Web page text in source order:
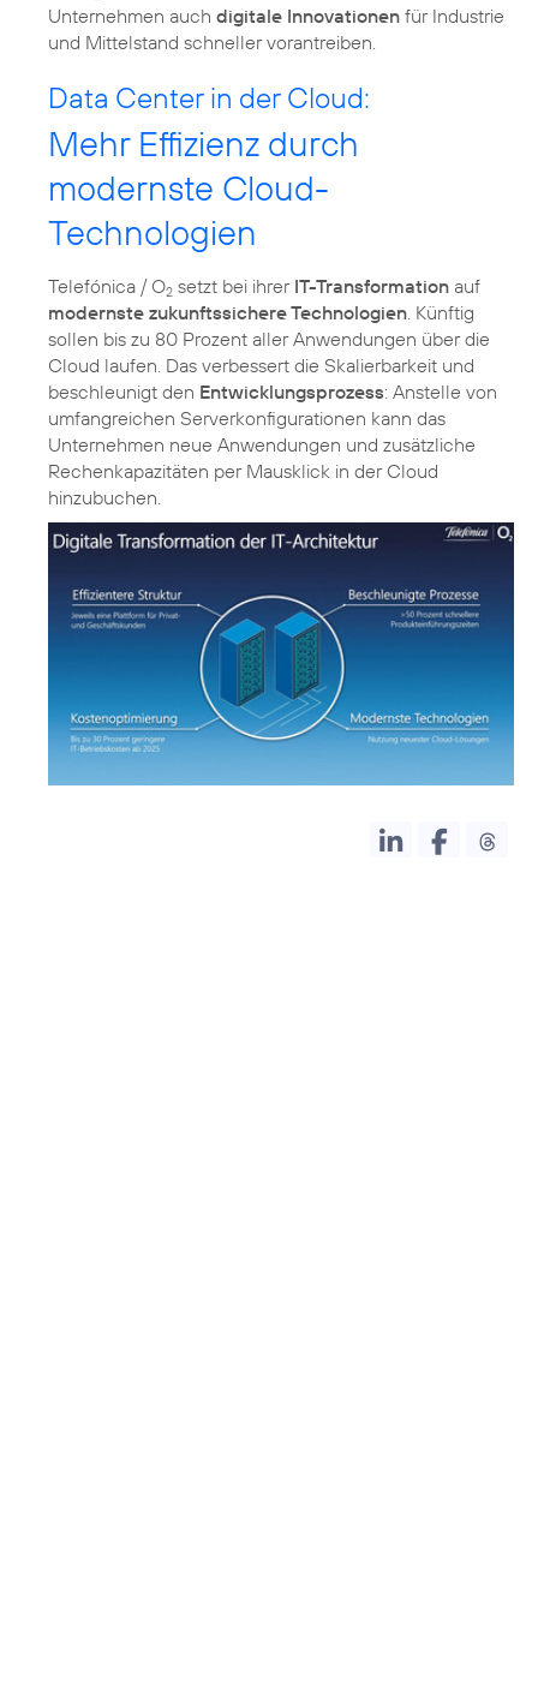
Unternehmen auch digitale Innovationen für Industrie
und Mittelstand schneller vorantreiben.
Data Center in der Cloud:
Mehr Effizienz durch
modernste Cloud-
Technologien
Telefónica / O2 setzt bei ihrer IT-Transformation auf
modernste zukunftssichere Technologien. Künftig
sollen bis zu 80 Prozent aller Anwendungen über die
Cloud laufen. Das verbessert die Skalierbarkeit und
beschleunigt den Entwicklungsprozess: Anstelle von
umfangreichen Serverkonfigurationen kann das
Unternehmen neue Anwendungen und zusätzliche
Rechenkapazitäten per Mausklick in der Cloud
hinzubuchen.